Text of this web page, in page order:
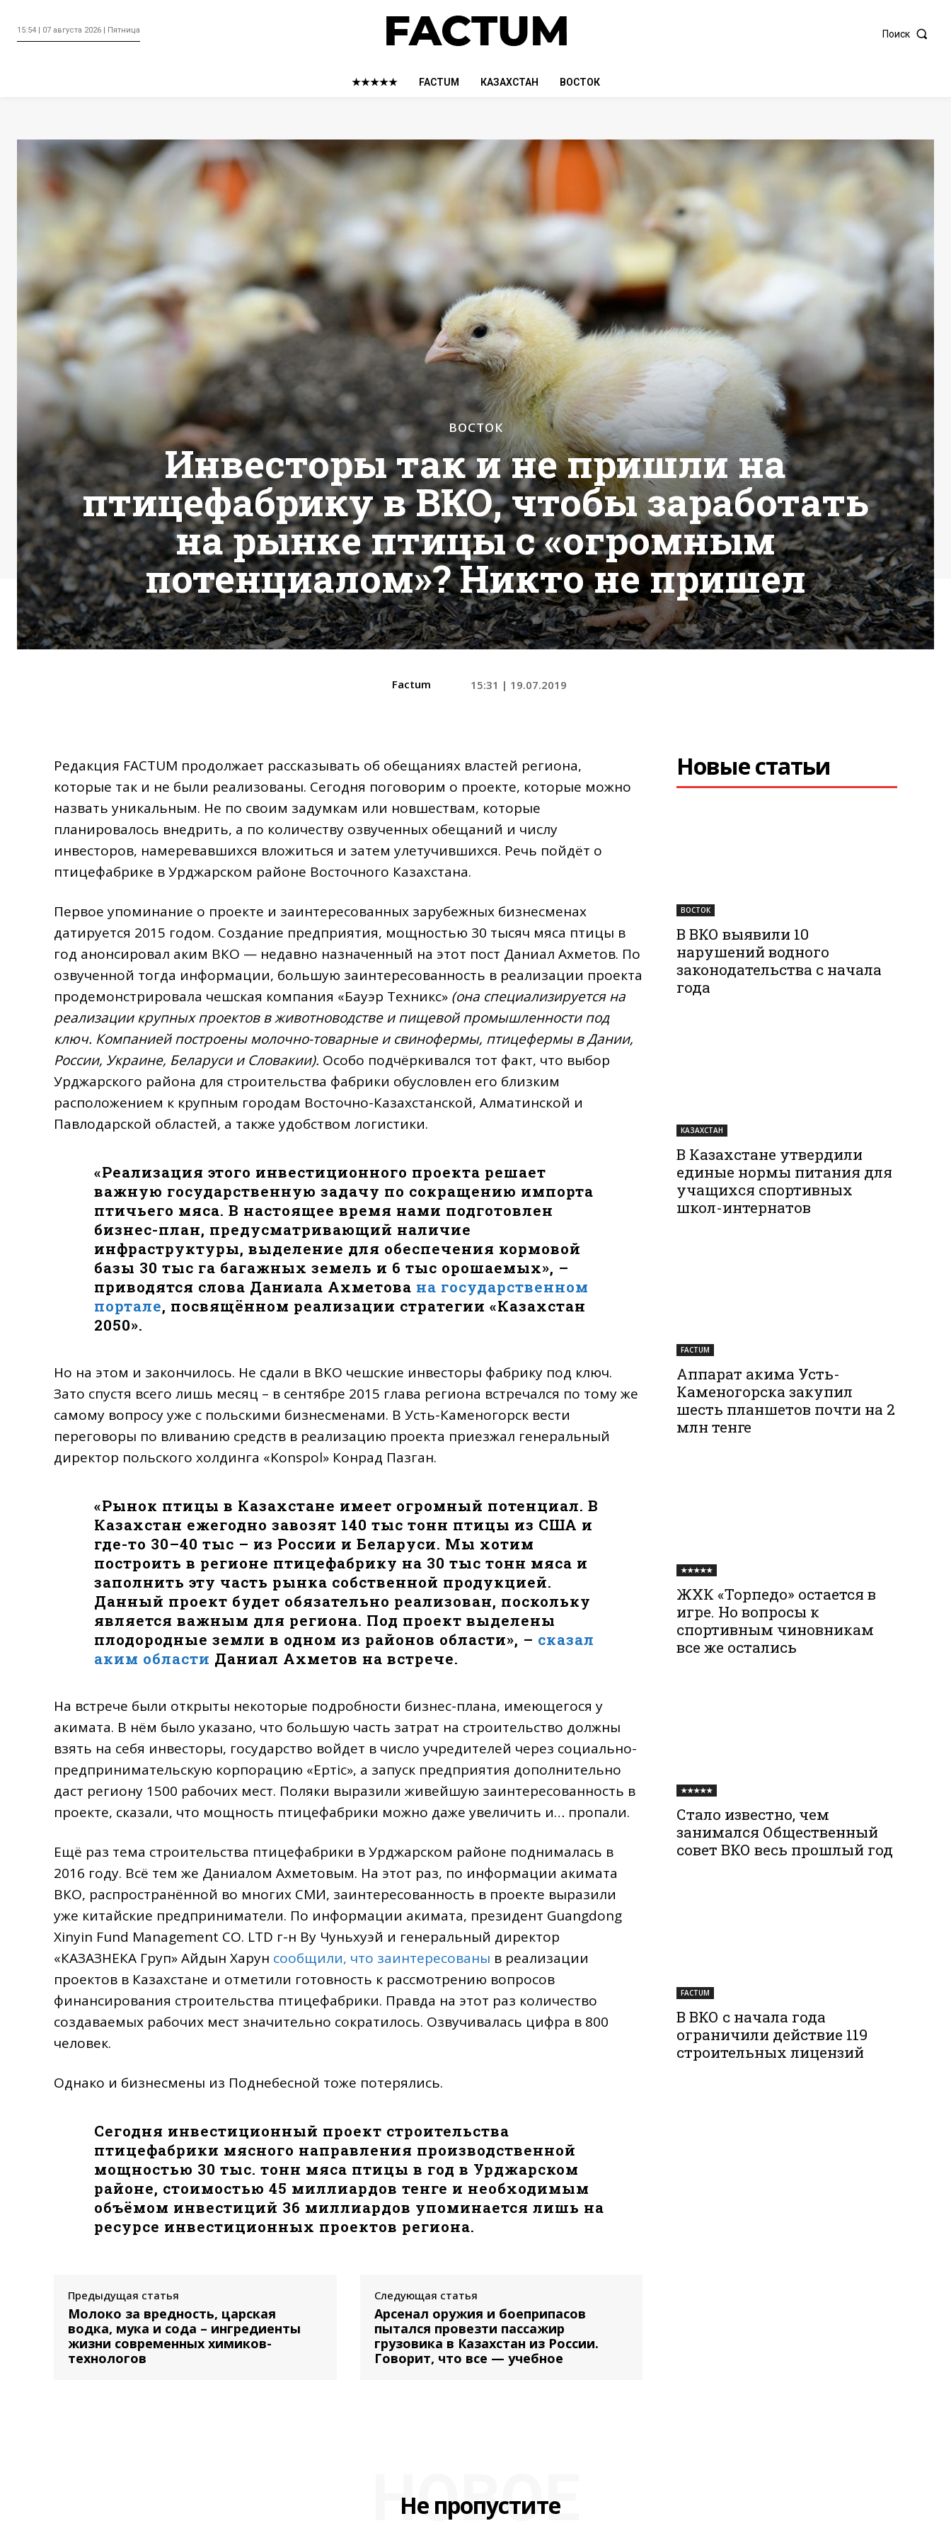
15:54 | 07 августа 2026 | Пятница Поиск
★★★★★ FACTUM КАЗАХСТАН ВОСТОК
ВОСТОК
Инвесторы так и не пришли на
птицефабрику в ВКО, чтобы заработать
на рынке птицы с «огромным
потенциалом»? Никто не пришел
Factum 15:31 | 19.07.2019
Редакция FACTUM продолжает рассказывать об обещаниях властей региона,
которые так и не были реализованы. Сегодня поговорим о проекте, которые можно
назвать уникальным. Не по своим задумкам или новшествам, которые
планировалось внедрить, а по количеству озвученных обещаний и числу
инвесторов, намеревавшихся вложиться и затем улетучившихся. Речь пойдёт о
птицефабрике в Урджарском районе Восточного Казахстана.
Первое упоминание о проекте и заинтересованных зарубежных бизнесменах
датируется 2015 годом. Создание предприятия, мощностью 30 тысяч мяса птицы в
год анонсировал аким ВКО — недавно назначенный на этот пост Даниал Ахметов. По
озвученной тогда информации, большую заинтересованность в реализации проекта
продемонстрировала чешская компания «Бауэр Техникс» (она специализируется на
реализации крупных проектов в животноводстве и пищевой промышленности под
ключ. Компанией построены молочно-товарные и свинофермы, птицефермы в Дании,
России, Украине, Беларуси и Словакии). Особо подчёркивался тот факт, что выбор
Урджарского района для строительства фабрики обусловлен его близким
расположением к крупным городам Восточно-Казахстанской, Алматинской и
Павлодарской областей, а также удобством логистики.
«Реализация этого инвестиционного проекта решает
важную государственную задачу по сокращению импорта
птичьего мяса. В настоящее время нами подготовлен
бизнес-план, предусматривающий наличие
инфраструктуры, выделение для обеспечения кормовой
базы 30 тыс га багажных земель и 6 тыс орошаемых», –
приводятся слова Даниала Ахметова на государственном
портале, посвящённом реализации стратегии «Казахстан
2050».
Но на этом и закончилось. Не сдали в ВКО чешские инвесторы фабрику под ключ.
Зато спустя всего лишь месяц – в сентябре 2015 глава региона встречался по тому же
самому вопросу уже с польскими бизнесменами. В Усть-Каменогорск вести
переговоры по вливанию средств в реализацию проекта приезжал генеральный
директор польского холдинга «Konspol» Конрад Пазган.
«Рынок птицы в Казахстане имеет огромный потенциал. В
Казахстан ежегодно завозят 140 тыс тонн птицы из США и
где-то 30–40 тыс – из России и Беларуси. Мы хотим
построить в регионе птицефабрику на 30 тыс тонн мяса и
заполнить эту часть рынка собственной продукцией.
Данный проект будет обязательно реализован, поскольку
является важным для региона. Под проект выделены
плодородные земли в одном из районов области», – сказал
аким области Даниал Ахметов на встрече.
На встрече были открыты некоторые подробности бизнес-плана, имеющегося у
акимата. В нём было указано, что большую часть затрат на строительство должны
взять на себя инвесторы, государство войдет в число учредителей через социально-
предпринимательскую корпорацию «Ертiс», а запуск предприятия дополнительно
даст региону 1500 рабочих мест. Поляки выразили живейшую заинтересованность в
проекте, сказали, что мощность птицефабрики можно даже увеличить и… пропали.
Ещё раз тема строительства птицефабрики в Урджарском районе поднималась в
2016 году. Всё тем же Даниалом Ахметовым. На этот раз, по информации акимата
ВКО, распространённой во многих СМИ, заинтересованность в проекте выразили
уже китайские предприниматели. По информации акимата, президент Guangdong
Xinyin Fund Management CO. LTD г-н Ву Чуньхуэй и генеральный директор
«КАЗАЗНЕКА Груп» Айдын Харун сообщили, что заинтересованы в реализации
проектов в Казахстане и отметили готовность к рассмотрению вопросов
финансирования строительства птицефабрики. Правда на этот раз количество
создаваемых рабочих мест значительно сократилось. Озвучивалась цифра в 800
человек.
Однако и бизнесмены из Поднебесной тоже потерялись.
Сегодня инвестиционный проект строительства
птицефабрики мясного направления производственной
мощностью 30 тыс. тонн мяса птицы в год в Урджарском
районе, стоимостью 45 миллиардов тенге и необходимым
объёмом инвестиций 36 миллиардов упоминается лишь на
ресурсе инвестиционных проектов региона.
Предыдущая статья
Молоко за вредность, царская
водка, мука и сода – ингредиенты
жизни современных химиков-
технологов
Следующая статья
Арсенал оружия и боеприпасов
пытался провезти пассажир
грузовика в Казахстан из России.
Говорит, что все — учебное
Новые статьи
ВОСТОК
В ВКО выявили 10
нарушений водного
законодательства с начала
года
КАЗАХСТАН
В Казахстане утвердили
единые нормы питания для
учащихся спортивных
школ-интернатов
FACTUM
Аппарат акима Усть-
Каменогорска закупил
шесть планшетов почти на 2
млн тенге
★★★★★
ЖХК «Торпедо» остается в
игре. Но вопросы к
спортивным чиновникам
все же остались
★★★★★
Стало известно, чем
занимался Общественный
совет ВКО весь прошлый год
FACTUM
В ВКО с начала года
ограничили действие 119
строительных лицензий
Не пропустите
НОВОЕ